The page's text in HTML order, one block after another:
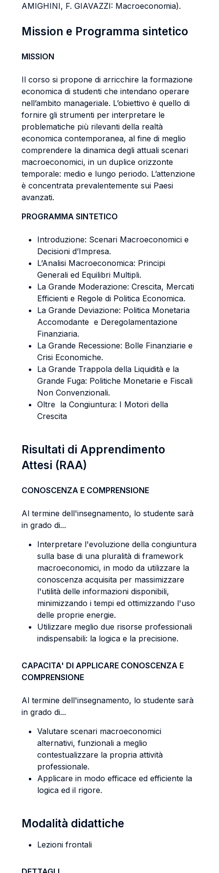
AMIGHINI, F. GIAVAZZI: Macroeconomia).
Mission e Programma sintetico
MISSION
Il corso si propone di arricchire la formazione
economica di studenti che intendano operare
nell’ambito manageriale. L’obiettivo è quello di
fornire gli strumenti per interpretare le
problematiche più rilevanti della realtà
economica contemporanea, al fine di meglio
comprendere la dinamica degli attuali scenari
macroeconomici, in un duplice orizzonte
temporale: medio e lungo periodo. L’attenzione
è concentrata prevalentemente sui Paesi
avanzati.
PROGRAMMA SINTETICO
Introduzione: Scenari Macroeconomici e
Decisioni d’Impresa.
L’Analisi Macroeconomica: Principi
Generali ed Equilibri Multipli.
La Grande Moderazione: Crescita, Mercati
Efficienti e Regole di Politica Economica.
La Grande Deviazione: Politica Monetaria
Accomodante e Deregolamentazione
Finanziaria.
La Grande Recessione: Bolle Finanziarie e
Crisi Economiche.
La Grande Trappola della Liquidità e la
Grande Fuga: Politiche Monetarie e Fiscali
Non Convenzionali.
Oltre la Congiuntura: I Motori della
Crescita
Risultati di Apprendimento
Attesi (RAA)
CONOSCENZA E COMPRENSIONE
Al termine dell'insegnamento, lo studente sarà
in grado di...
Interpretare l'evoluzione della congiuntura
sulla base di una pluralità di framework
macroeconomici, in modo da utilizzare la
conoscenza acquisita per massimizzare
l'utilità delle informazioni disponibili,
minimizzando i tempi ed ottimizzando l'uso
delle proprie energie.
Utilizzare meglio due risorse professionali
indispensabili: la logica e la precisione.
CAPACITA' DI APPLICARE CONOSCENZA E
COMPRENSIONE
Al termine dell'insegnamento, lo studente sarà
in grado di...
Valutare scenari macroeconomici
alternativi, funzionali a meglio
contestualizzare la propria attività
professionale.
Applicare in modo efficace ed efficiente la
logica ed il rigore.
Modalità didattiche
Lezioni frontali